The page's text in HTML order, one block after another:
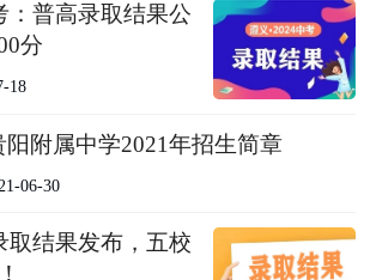
：普高录取结果公
分
18
附属中学2021年招生简章
06-30
取结果发布，五校